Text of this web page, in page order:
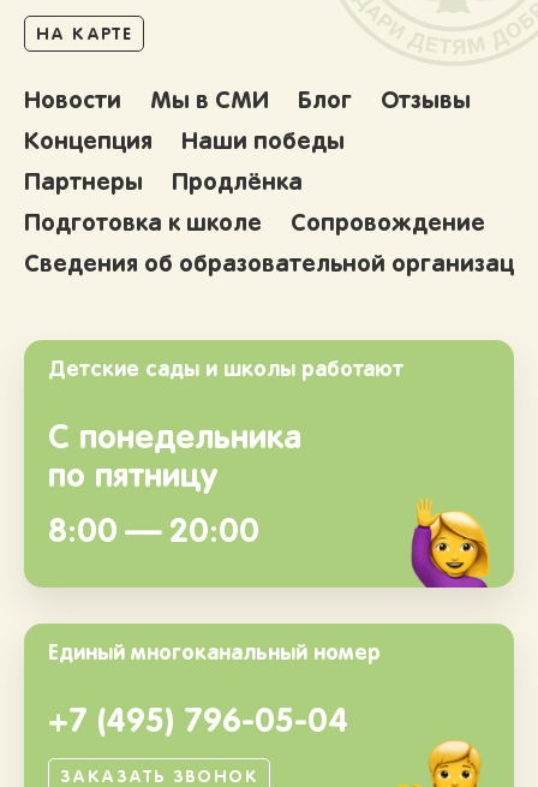
НА КАРТЕ
Новости Мы в СМИ Блог
Отзывы
Концепция
Наши победы
Партнеры
Продлёнка
Подготовка к школе
Сопровождение
Сведения об образовательной
Детские сады и школы работают
С понедельника
по пятницу
8:00 — 20:00
Единый многоканальный номер
+7 (495) 796-05-04
ЗАКАЗАТЬ ЗВОНОК